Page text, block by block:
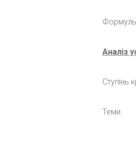
Аналіз
Ступінь
Теми: